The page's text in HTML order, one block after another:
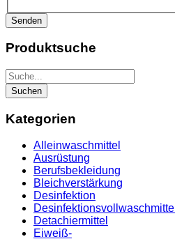
Senden
Produktsuche
Kategorien
Alleinwaschmittel
Ausrüstung
Berufsbekleidung
Bleichverstärkung
Desinfektion
Desinfektionsvollwaschmittel
Detachiermittel
Eiweiß-